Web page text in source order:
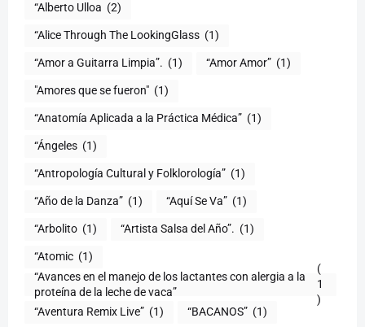
“Alberto Ulloa (2)
“Alice Through The LookingGlass (1)
“Amor a Guitarra Limpia”. (1) “Amor Amor” (1)
"Amores que se fueron" (1)
“Anatomía Aplicada a la Práctica Médica” (1)
“Ángeles (1)
“Antropología Cultural y Folklorología” (1)
“Año de la Danza” (1) “Aquí Se Va” (1)
“Arbolito (1) “Artista Salsa del Año”. (1)
“Atomic (1)
“Avances en el manejo de los lactantes con alergia a la
proteína de la leche de vaca”
(
1
)
“Aventura Remix Live” (1) “BACANOS” (1)